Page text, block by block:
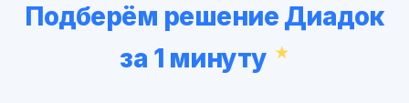
Подберём решение Диадок
за 1 минуту